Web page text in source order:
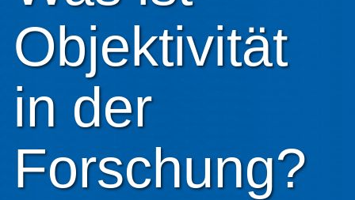
Objektivität
in der
Forschung?